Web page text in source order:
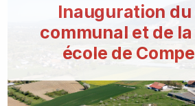
Inauguration
communal et de
école de